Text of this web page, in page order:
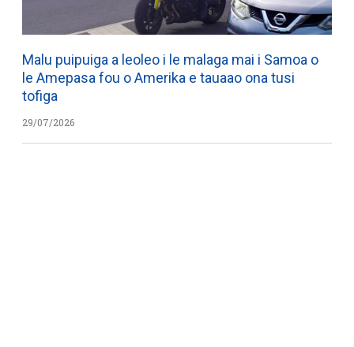
Malu puipuiga a leoleo i le malaga mai i Samoa o
le Amepasa fou o Amerika e tauaao ona tusi
tofiga
29/07/2026